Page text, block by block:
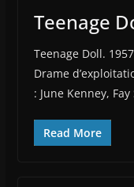
Teenage
Teenage Doll.
Drame
: June Kenney, Fay
Read More